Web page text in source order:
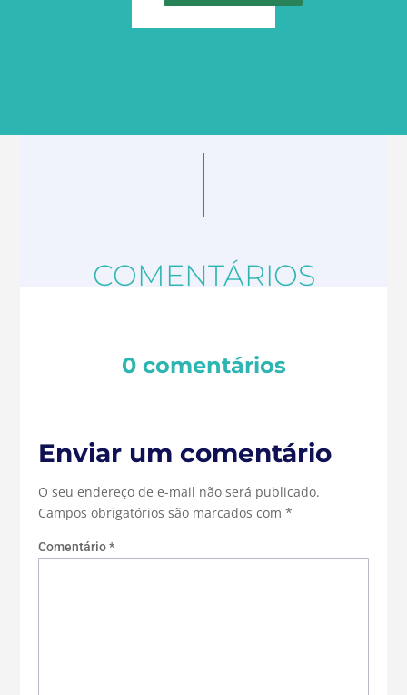
COMENTÁRIOS
0 comentários
Enviar um comentário
O seu endereço de e-mail não será publicado.
Campos obrigatórios são marcados com*
Comentário*